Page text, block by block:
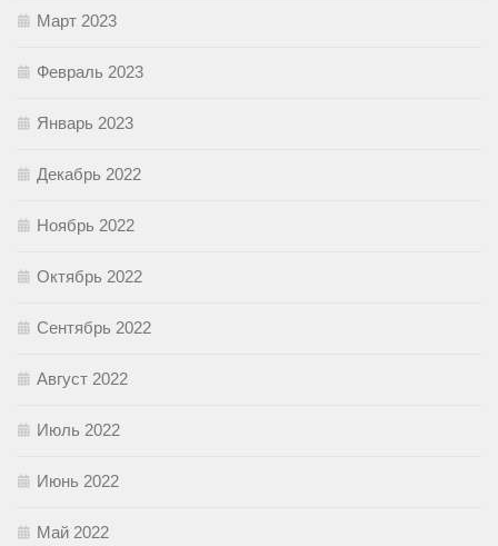
Март 2023
Февраль 2023
Январь 2023
Декабрь 2022
Ноябрь 2022
Октябрь 2022
Сентябрь 2022
Август 2022
Июль 2022
Июнь 2022
Май 2022